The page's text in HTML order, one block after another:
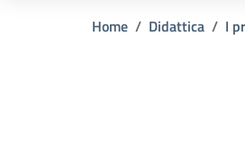
Home Didattica I